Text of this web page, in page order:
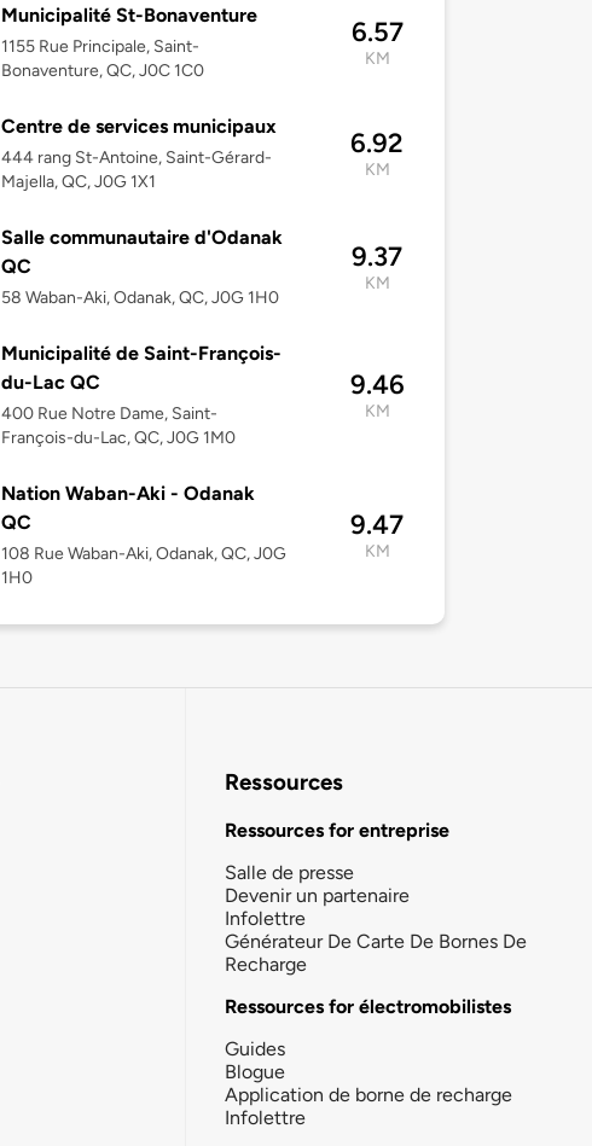
Municipalité St-Bonaventure
1155 Rue Principale, Saint-
Bonaventure, QC, J0C 1C0
6.57
KM
Centre de services municipaux
444 rang St-Antoine, Saint-Gérard-
Majella, QC, J0G 1X1
6.92
KM
Salle communautaire d'Odanak
QC
58 Waban-Aki, Odanak, QC, J0G 1H0
9.37
KM
Municipalité de Saint-François-
du-Lac QC
400 Rue Notre Dame, Saint-
François-du-Lac, QC, J0G 1M0
9.46
KM
Nation Waban-Aki - Odanak
QC
108 Rue Waban-Aki, Odanak, QC, J0G
1H0
9.47
KM
Ressources
Ressources for entreprise
Salle de presse
Devenir un partenaire
Infolettre
Générateur De Carte De Bornes De
Recharge
Ressources for électromobilistes
Guides
Blogue
Application de borne de recharge
Infolettre